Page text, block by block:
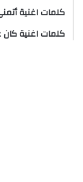
كلمات اغنية
كلمات اغنية